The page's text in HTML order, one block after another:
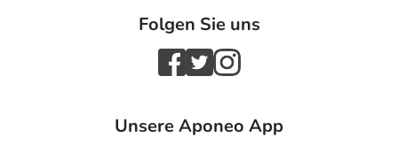
Folgen Sie uns
Unsere Aponeo App